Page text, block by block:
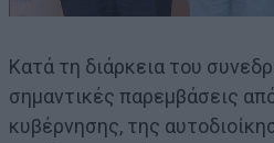
Κατά τη διάρκεια του
σημαντικές παρεμβάσεις
κυβέρνησης, της